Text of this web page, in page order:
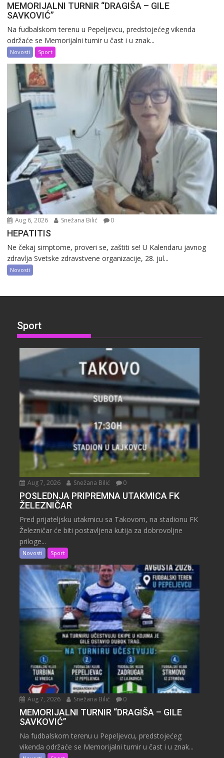
MEMORIJALNI TURNIR “DRAGIŠA – GILE
SAVKOVIĆ”
Na fudbalskom terenu u Pepeljevcu, predstojećeg vikenda
održaće se Memorijalni turnir u čast i u znak...
Novosti Sport
Aug 6, 2026 Snežana Bilić 0
HEPATITIS
Ne čekaj simptome, proveri se, zaštiti se! U Kalendaru javnog
zdravlja Svetske zdravstvene organizacije, 28. jul...
Novosti
Sport
Aug 7, 2026 Snežana Bilić 0
POSLEDNJA PRIPREMNA UTAKMICA FK
ŽELEZNIČAR
Pred prijateljsku utakmicu sa Takovom, na stadionu FK
Železničar će biti postavljena kutija za dobrovoljne
priloge...
Novosti Sport
Aug 7, 2026 Snežana Bilić 0
MEMORIJALNI TURNIR “DRAGIŠA – GILE
SAVKOVIĆ”
Na fudbalskom terenu u Pepeljevcu, predstojećeg
vikenda održaće se Memorijalni turnir u čast i u znak...